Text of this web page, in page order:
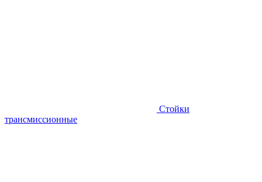
Стойки
трансмиссионные